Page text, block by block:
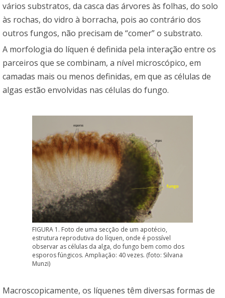
vários substratos, da casca das árvores às folhas, do solo
às rochas, do vidro à borracha, pois ao contrário dos
outros fungos, não precisam de “comer” o substrato.
A morfologia do líquen é definida pela interação entre os
parceiros que se combinam, a nível microscópico, em
camadas mais ou menos definidas, em que as células de
algas estão envolvidas nas células do fungo.
FIGURA 1. Foto de uma secção de um apotécio,
estrutura reprodutiva do líquen, onde é possível
observar as células da alga, do fungo bem como dos
esporos fúngicos. Ampliação: 40 vezes. (foto: Silvana
Munzi)
Macroscopicamente, os líquenes têm diversas formas de